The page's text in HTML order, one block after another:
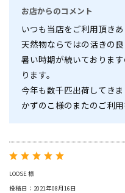
お店からのコメント
いつも当店をご利用頂きあ
天然物ならではの活きの
暑い時期が続いておりま
ります。
今年も数千匹出荷してき
かずのこ様のまたのご利
LOOSE 様
投稿日：2021年08月16日